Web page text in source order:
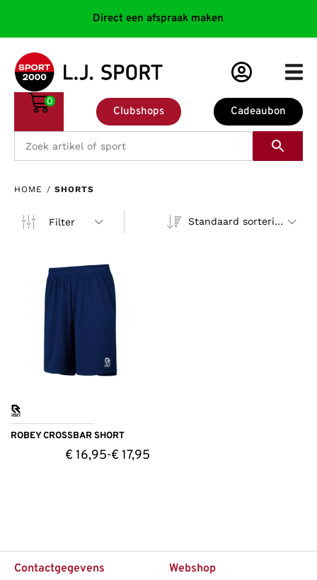
Direct een afspraak maken
Cadeaubon
Clubshops
0
HOME / SHORTS
Filter Standaard sortering
ROBEY CROSSBAR SHORT
€16,95-€17,95
Contactgegevens Webshop